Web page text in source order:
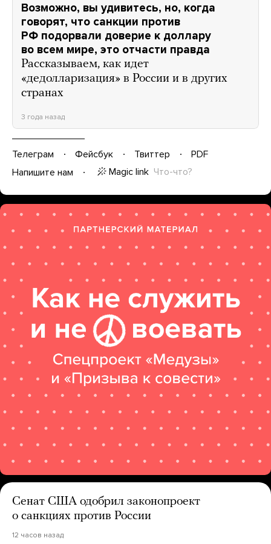
Возможно, вы удивитесь, но, когда
говорят, что санкции против
РФ подорвали доверие к доллару
во всем мире, это отчасти правда
Рассказываем, как идет
«дедолларизация» в России и в других
странах
3 года назад
Телеграм Фейсбук Твиттер
PDF
Напишите нам
Magic link Что-что?
Сенат США одобрил законопроект
о санкциях против России
12 часов назад